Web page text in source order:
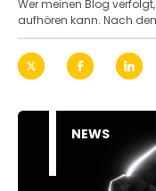
Wer meinen Blog
aufhören kann. Nach
NEWS